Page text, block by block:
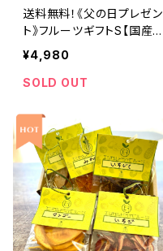
送料無料！《父の日プレゼン
ト》フルーツギフトS【国産マ
ンゴー＆旬のフルーツ詰め
合わせセット】
¥4,980
SOLD OUT